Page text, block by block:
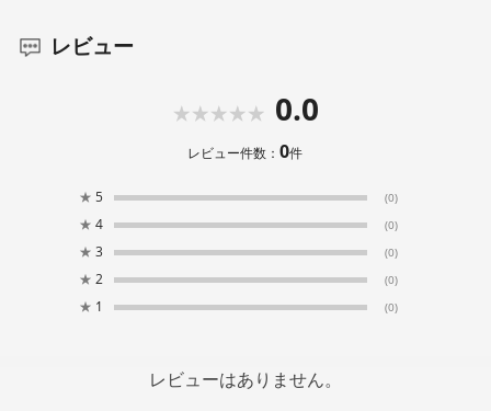
レビュー
0.0
レビュー件数：0件
★ 5 (0)
★ 4 (0)
★ 3 (0)
★ 2 (0)
★ 1 (0)
レビューはありません。